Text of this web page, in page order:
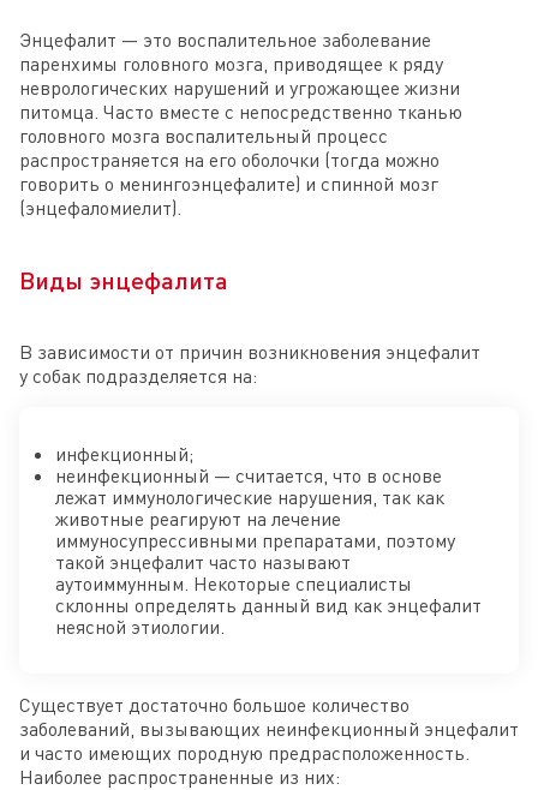
Энцефалит — это воспалительное заболевание
паренхимы головного мозга, приводящее к ряду
неврологических нарушений и угрожающее жизни
питомца. Часто вместе с непосредственно тканью
головного мозга воспалительный процесс
распространяется на его оболочки (тогда можно
говорить о менингоэнцефалите) и спинной мозг
(энцефаломиелит).
Виды энцефалита
В зависимости от причин возникновения энцефалит
у собак подразделяется на:
инфекционный;
неинфекционный — считается, что в основе
лежат иммунологические нарушения, так как
животные реагируют на лечение
иммуносупрессивными препаратами, поэтому
такой энцефалит часто называют
аутоиммунным. Некоторые специалисты
склонны определять данный вид как энцефалит
неясной этиологии.
Существует достаточно большое количество
заболеваний, вызывающих неинфекционный энцефалит
и часто имеющих породную предрасположенность.
Наиболее распространенные из них: